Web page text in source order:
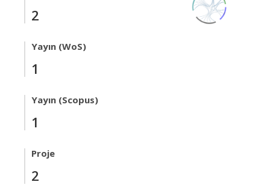
2
Yayın (WoS)
1
Yayın (Scopus)
1
Proje
2